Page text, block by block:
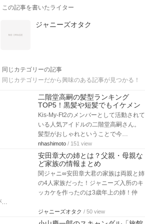
この記事を書いたライター
ジャニーズオタク
同じカテゴリーの記事
同じカテゴリーだから興味のある記事が見つかる！
二階堂高嗣の髪型ランキング
TOP5！黒髪や短髪でもイケメン
Kis-My-Ft2のメンバーとして活動されて
いる人気アイドルの二階堂高嗣さん。
髪型がおしゃれということで今…
nhashimoto / 151 view
安田章大の姉とは？父親・母親な
ど家族の情報まとめ
関ジャニ∞安田章大君の家族は両親と姉
の4人家族だった！ジャニーズ入所のキ
ッカケを作ったのは3歳年上の姉！仲
…
ジャニーズオタク / 50 view